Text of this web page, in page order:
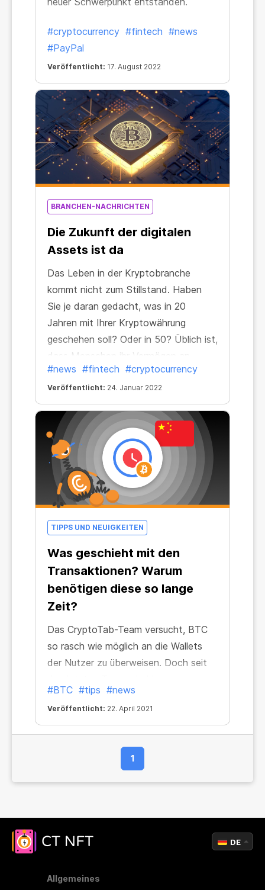
#cryptocurrency #fintech #news
#PayPal
Veröffentlicht: 17. August 2022
BRANCHEN-NACHRICHTEN
Die Zukunft der digitalen
Assets ist da
Das Leben in der Kryptobranche
kommt nicht zum Stillstand. Haben
Sie je daran gedacht, was in 20
Jahren mit Ihrer Kryptowährung
geschehen soll? Oder in 50? Üblich ist,
dass Menschen ihr Vermögen an
Erben weiterreichen oder es auf
Verwandte und Angehörige
überschreiben.
#news #fintech #cryptocurrency
Veröffentlicht: 24. Januar 2022
TIPPS UND NEUIGKEITEN
Was geschieht mit den
Transaktionen? Warum
benötigen diese so lange
Zeit?
Das CryptoTab-Team versucht, BTC
so rasch wie möglich an die Wallets
der Nutzer zu überweisen. Doch seit
Anmeldezeiten, die nicht von uns
abhängen, eine Tatsache. Wir haben
zwar schon einige der Ursachen für
solche Verzögerungen besprochen,
doch diesmal kamen diese aus einer
#BTC #tips #news
Veröffentlicht: 22. April 2021
1
Allgemeines
DE